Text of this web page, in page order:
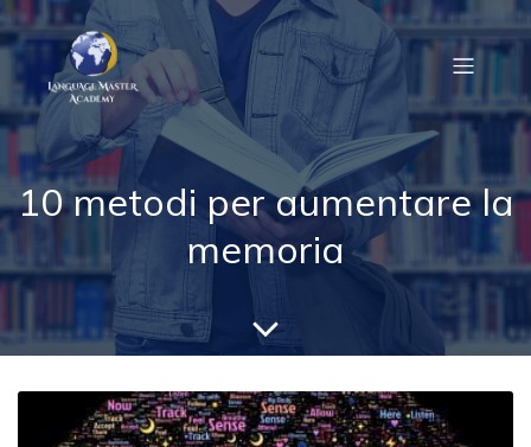
10 metodi per aumentare la
memoria